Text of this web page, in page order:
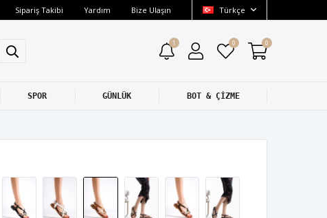
Sipariş Takibi Yardım Bize Ulaşın Türkçe
1 0 0
SPOR GÜNLÜK BOT & ÇİZME